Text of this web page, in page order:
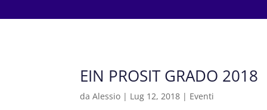
EIN PROSIT GRADO 2018
daAlessio | Lug 12, 2018 | Eventi